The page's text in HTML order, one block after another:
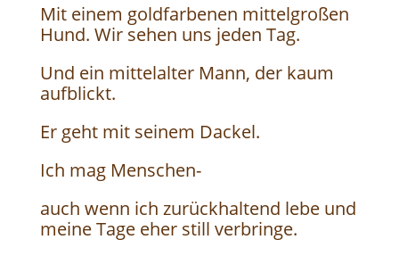
Mit einem goldfarbenen mittelgroßen
Hund. Wir sehen uns jeden Tag.
Und ein mittelalter Mann, der kaum
aufblickt.
Er geht mit seinem Dackel.
Ich mag Menschen-
auch wenn ich zurückhaltend lebe und
meine Tage eher still verbringe.